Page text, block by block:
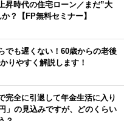
昇時代の住宅ローン／まだ”大
？【FP無料セミナー】
でも遅くない！60歳からの老後
りやすく解説します！
完全に引退して年金生活に入り
」の見込みですが、どのくらい